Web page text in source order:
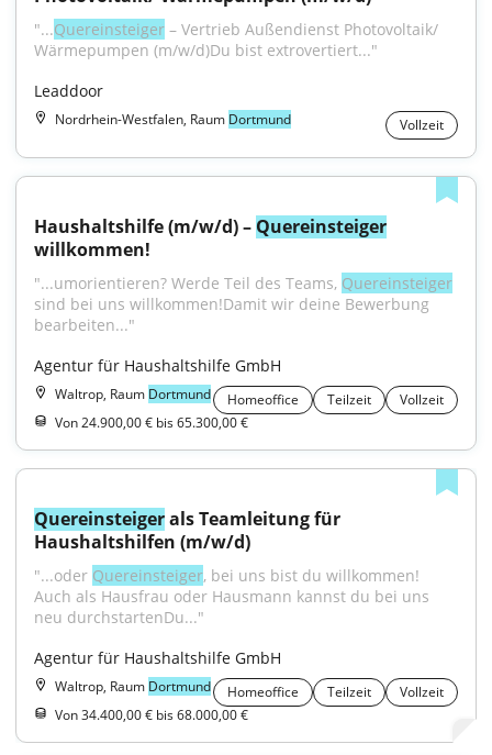
"...Quereinsteiger – Vertrieb Außendienst Photovoltaik/
Wärmepumpen (m/w/d)Du bist extrovertiert..."
Leaddoor
Nordrhein-Westfalen, Raum Dortmund Vollzeit
Haushaltshilfe (m/w/d) – Quereinsteiger
willkommen!
"...umorientieren? Werde Teil des Teams, Quereinsteiger
sind bei uns willkommen!Damit wir deine Bewerbung
bearbeiten..."
Agentur für Haushaltshilfe GmbH
Waltrop, Raum Dortmund Homeoffice Teilzeit
Vollzeit
Von 24.900,00 € bis 65.300,00 €
Quereinsteiger als Teamleitung für
Haushaltshilfen (m/w/d)
"...oder Quereinsteiger, bei uns bist du willkommen!
Auch als Hausfrau oder Hausmann kannst du bei uns
neu durchstartenDu..."
Agentur für Haushaltshilfe GmbH
Waltrop, Raum Dortmund Homeoffice Teilzeit
Vollzeit
Von 34.400,00 € bis 68.000,00 €